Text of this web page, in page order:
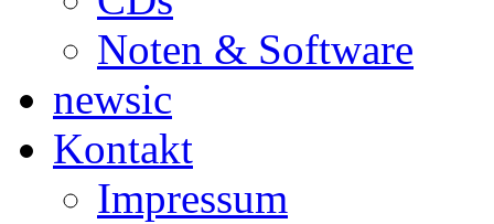
Noten & Software
newsic
Kontakt
Impressum